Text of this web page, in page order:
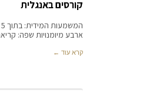
קורסים באנגלית
ארבע מיומנויות שפה:
קרא עוד ←